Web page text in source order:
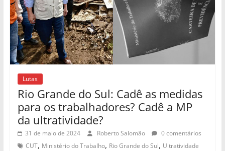
Lutas
Rio Grande do Sul: Cadê as medidas
para os trabalhadores? Cadê a MP
da ultratividade?
31 de maio de 2024 Roberto Salomão
0 comentários
CUT, Ministério do Trabalho, Rio Grande do Sul, Ultratividade